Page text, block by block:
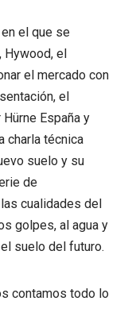
en el que se
el
el mercado con
el
España y
charla técnica
suelo y su
de
cualidades del
golpes, al agua y
suelo del futuro.
contamos todo lo